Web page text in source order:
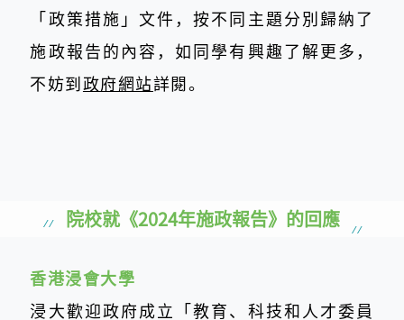
「政策措施」文件，按不同主題分別歸納了
施政報告的內容，如同學有興趣了解更多，
不妨到 政府網站詳閱。
院校就《2024年施政報告》的回應
香港浸會大學
浸大歡迎政府成立「教育、科技和人才委員